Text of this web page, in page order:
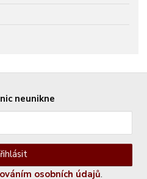
neunikne
osobních údajů.